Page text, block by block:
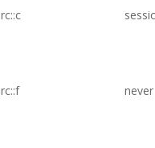
rc::c
rc::f never